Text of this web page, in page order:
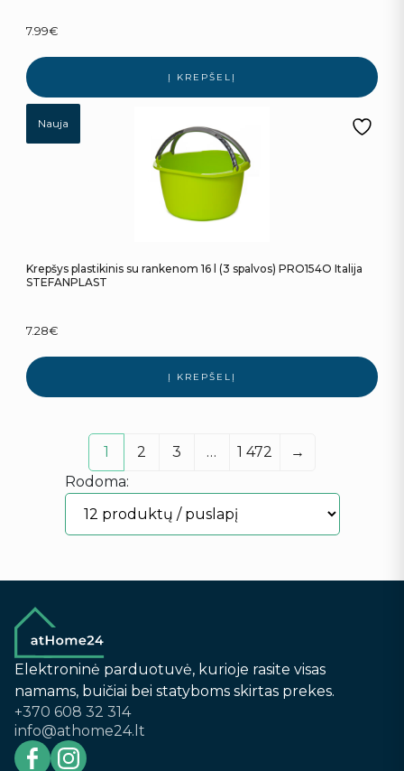
7.99€
Į KREPŠELĮ
Nauja
Krepšys plastikinis su rankenom 16 l (3 spalvos) PRO154O Italija
STEFANPLAST
7.28€
Į KREPŠELĮ
1 2 3 … 1 472
→
Rodoma:
Elektroninė parduotuvė, kurioje rasite visas
namams, buičiai bei statyboms skirtas prekes.
+370 608 32 314
info@athome24.lt